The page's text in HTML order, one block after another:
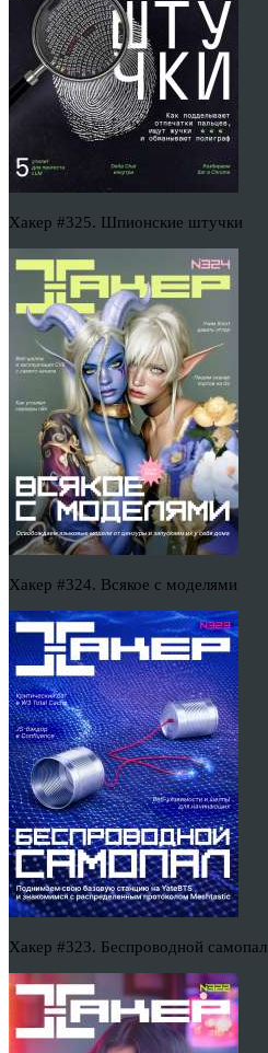
Хакер #325. Шпионские штучки
Хакер #324. Всякое с моделями
Хакер #323. Беспроводной самопал